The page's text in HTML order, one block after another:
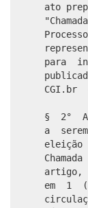
ato
para
CGI.br
§ 2°
a
artigo,
em 1